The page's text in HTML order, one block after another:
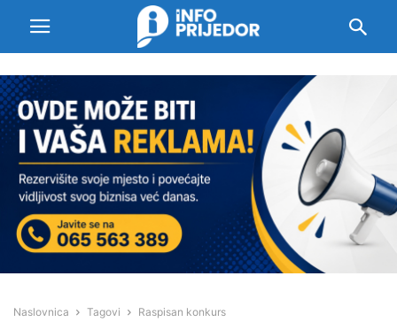
Naslovnica Tagovi Raspisan konkurs